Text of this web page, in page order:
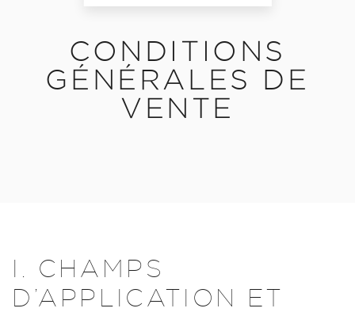
CONDITIONS
GÉNÉRALES DE
VENTE
I. CHAMPS
D’APPLICATION ET